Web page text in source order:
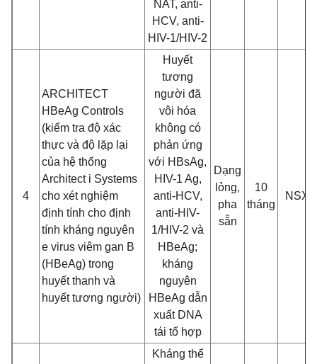
NAT, anti-
HCV, anti-
HIV-1/HIV-2
4
ARCHITECT
HBeAg Controls
(kiểm tra độ xác
thực và độ lặp lại
của hệ thống
Architect i Systems
cho xét nghiệm
định tính cho định
tính kháng nguyên
e virus viêm gan B
(HBeAg) trong
huyết thanh và
huyết tương người)
Huyết
tương
người đã
vôi hóa
không có
phản ứng
với HBsAg,
HIV-1 Ag,
anti-HCV,
anti-HIV-
1/HIV-2 và
HBeAg;
kháng
nguyên
HBeAg dẫn
xuất DNA
tái tổ hợp
Dạng
lỏng,
pha
sẵn
10
tháng
NSX
Kháng thể